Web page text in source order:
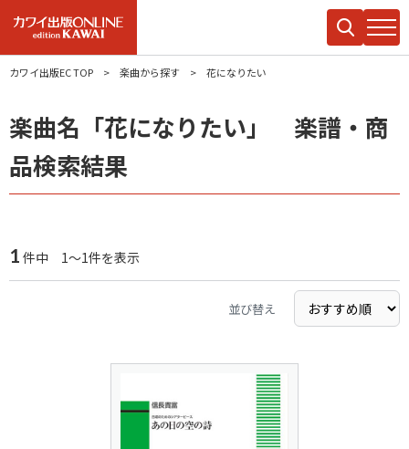
カワイ出版EC TOP 楽曲から探す 花になりたい
楽曲名「花になりたい」 楽譜・商
品検索結果
1 件中 1～1件を表示
並び替え